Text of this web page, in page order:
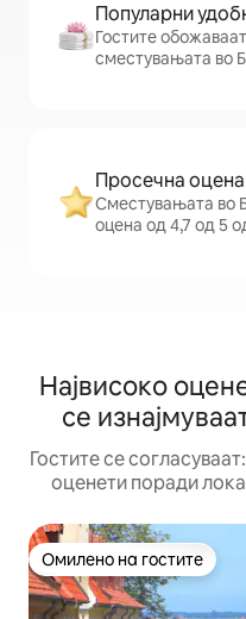
Популарни
Гостите
сместувањата во
Просечна
Сместувањата во
оцена од 4,7 од 5
Највисоко
се
Гостите се
оценети поради
Омилено на гостите
Омилено на гостите